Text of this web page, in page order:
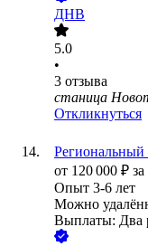
ДНВ
5.0
•
3 отзыва
станица
Откликнуться
от 120 000 ₽
Опыт 3-6 лет
Можно
Выплаты: Два